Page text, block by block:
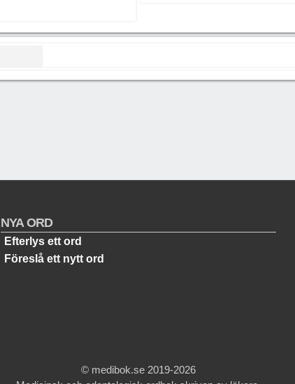
NYA ORD
Efterlys ett ord
Föreslå ett nytt ord
© medibok.se 2019-2026